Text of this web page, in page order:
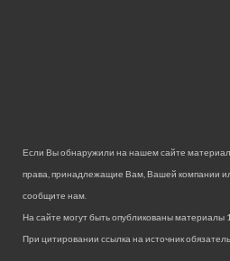
Если Вы обнаружили на нашем сайте
права, принадлежащие Вам, Вашей компании
сообщите нам.
На сайте могут быть опубликованы материалы
При цитировании ссылка на источник